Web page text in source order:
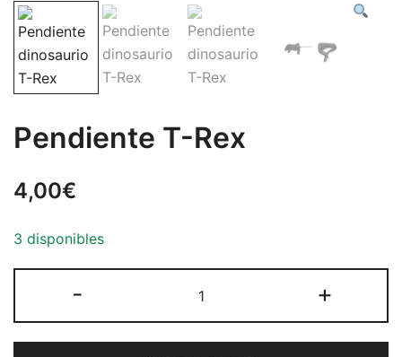
Pendiente T-Rex
4,00€
3 disponibles
-
T-
Rex
+